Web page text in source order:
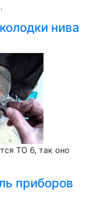
нива
ТО 6, так оно
приборов